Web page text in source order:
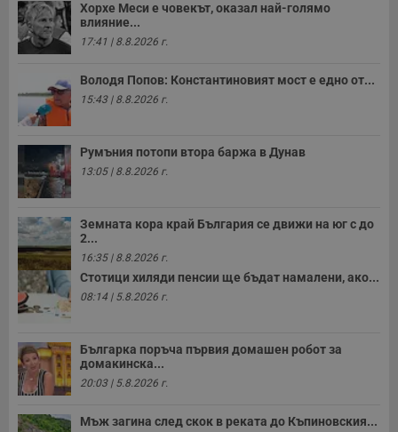
Хорхе Меси е човекът, оказал най-голямо
влияние...
17:41 | 8.8.2026 г.
Володя Попов: Константиновият мост е едно от...
15:43 | 8.8.2026 г.
Румъния потопи втора баржа в Дунав
13:05 | 8.8.2026 г.
Земната кора край България се движи на юг с до
2...
16:35 | 8.8.2026 г.
Стотици хиляди пенсии ще бъдат намалени, ако...
08:14 | 5.8.2026 г.
Българка поръча първия домашен робот за
домакинска...
20:03 | 5.8.2026 г.
Мъж загина след скок в реката до Къпиновския...